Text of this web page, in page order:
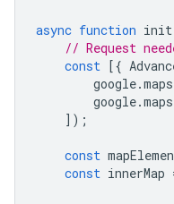
async function init
// Request
const
[{
google.maps
google.maps
]);
const
const innerMap